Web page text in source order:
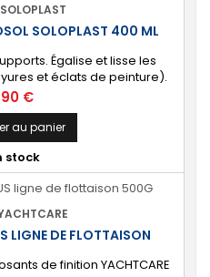
SOLOPLAST
SOLOPLAST 400 ML
Égalise et lisse les
et éclats de peinture).
: nautisme,
ménagers. ⚙️ [Multi-
supports : bois, métaux
aluminium) et stratifiés
parfaite]...
€
au panier
stock
DE FLOTTAISON
de finition YACHTCARE